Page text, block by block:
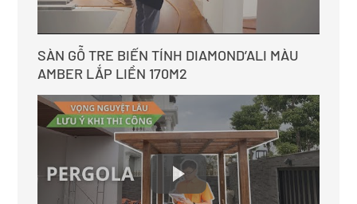
SÀN GỖ TRE BIẾN TÍNH DIAMOND’ALI MÀU
AMBER LẮP LIỀN 170M2